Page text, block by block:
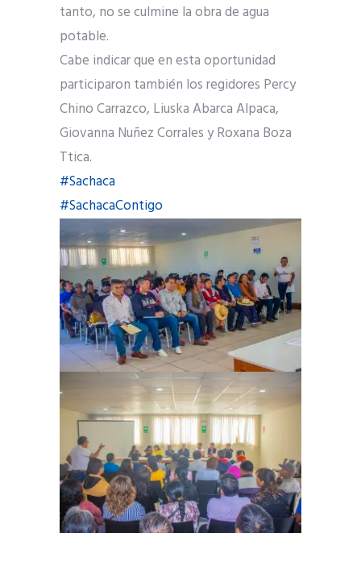
tanto, no se culmine la obra de agua
potable.
Cabe indicar que en esta oportunidad
participaron también los regidores Percy
Chino Carrazco, Liuska Abarca Alpaca,
Giovanna Nuñez Corrales y Roxana Boza
Ttica.
#Sachaca
#SachacaContigo